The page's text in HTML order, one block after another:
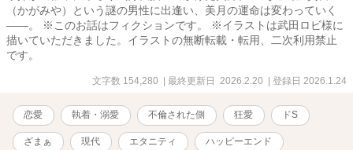
（かがみや）という謎の男性に出逢い、美月の運命は変わっていく
――。 ※このお話はフィクションです。 ※イラストは武田ロビ様に
描いていただきました。イラストの無断転載・転用、二次利用禁止
です。
文字数 154,280 | 最終更新日 2026.2.20 | 登録日 2026.1.24
恋愛 執着・溺愛 不倫された側 狂愛 ドS
ざまぁ 現代 エタニティ ハッピーエンド